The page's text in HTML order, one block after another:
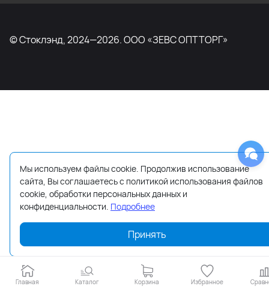
© Стоклэнд, 2024—2026. ООО «ЗЕВС ОПТТОРГ»
Главная Каталог Корзина Избранное
Мы используем файлы cookie. Продолжив использование
сайта, Вы соглашаетесь с политикой использования файлов
cookie, обработки персональных данных и
конфиденциальности. Подробнее
Принять